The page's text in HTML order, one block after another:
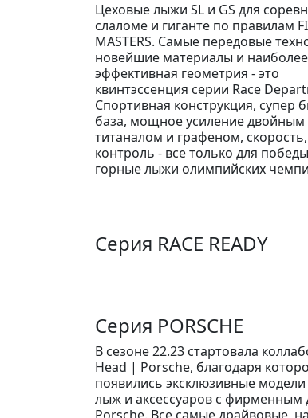
Цеховые лыжи SL и GS для
слаломе и гиганте по правилам
MASTERS. Самые передовые
новейшие материалы и наиболее
эффективная геометрия - это
квинтэссенция серии Race
Спортивная конструкция, супер
база, мощное усиление двойным
титаналом и графеном,
контроль - все только для
горные лыжи олимпийских
Серия RACE READY
Серия PORSCHE
В сезоне 22.23 стартовала
Head | Porsche, благодаря
появились эксклюзивные
лыж и аксессуаров с фирменным